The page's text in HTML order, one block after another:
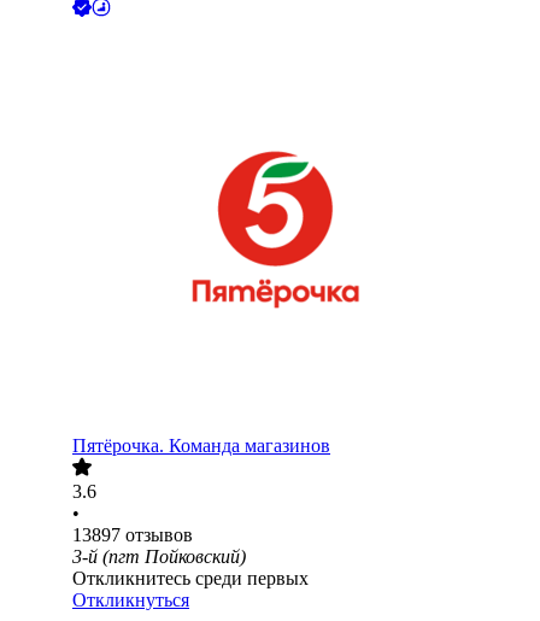
Пятёрочка. Команда магазинов
3.6
•
13897 отзывов
3-й (пгт Пойковский)
Откликнитесь среди первых
Откликнуться